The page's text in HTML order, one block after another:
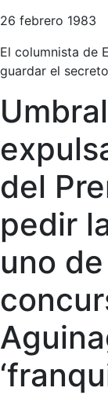
26 febrero 1983
El columnista de
guardar el
del
pedir
uno